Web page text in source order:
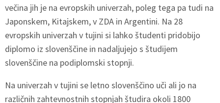
večina jih je na evropskih univerzah, poleg tega pa tudi na
Japonskem, Kitajskem, v ZDA in Argentini. Na 28
evropskih univerzah v tujini si lahko študenti pridobijo
diplomo iz slovenščine in nadaljujejo s študijem
slovenščine na podiplomski stopnji.
Na univerzah v tujini se letno slovenščino uči ali jo na
različnih zahtevnostnih stopnjah študira okoli 1800